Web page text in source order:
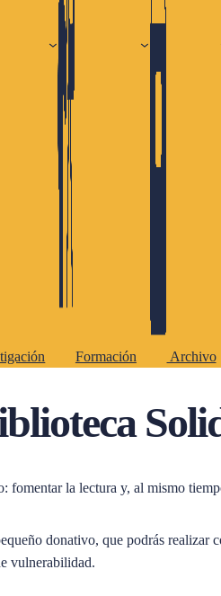
Formación Archivo
fomentar la lectura y, al mismo
donativo, que podrás realizar
vulnerabilidad.